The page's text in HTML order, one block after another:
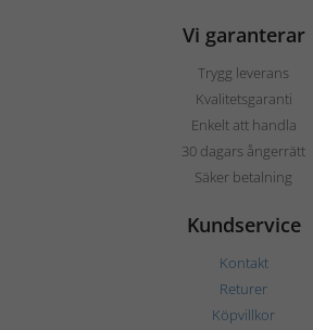
Vi garanterar
Trygg leverans
Kvalitetsgaranti
Enkelt att handla
30 dagars ångerrätt
Säker betalning
Kundservice
Kontakt
Returer
Köpvillkor